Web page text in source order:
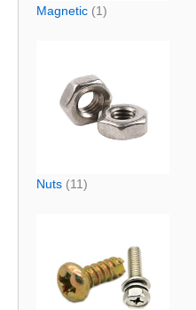
Magnetic (1)
Nuts (11)